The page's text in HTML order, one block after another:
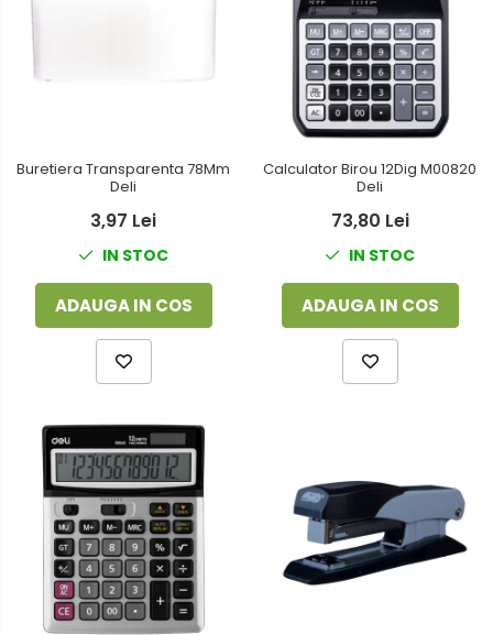
Buretiera Transparenta 78Mm
Deli
3,97 Lei
IN STOC
ADAUGA IN COS
Calculator Birou 12Dig M00820
Deli
73,80 Lei
IN STOC
ADAUGA IN COS